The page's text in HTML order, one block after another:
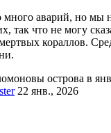
много аварий, но мы
так что не могу
кораллов.
острова в
22 янв., 2026